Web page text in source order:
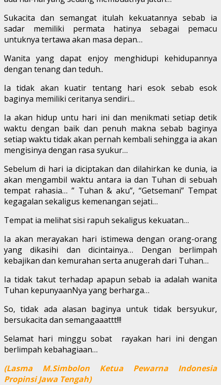
Sukacita dan semangat itulah kekuatannya sebab ia
sadar memiliki permata hatinya sebagai pemacu
untuknya tertawa akan masa depan…
Wanita yang dapat enjoy menghidupi kehidupannya
dengan tenang dan teduh..
Ia tidak akan kuatir tentang hari esok sebab esok
baginya memiliki ceritanya sendiri…
Ia akan hidup untu hari ini dan menikmati setiap detik
waktu dengan baik dan penuh makna sebab baginya
setiap waktu tidak akan pernah kembali sehingga ia akan
mengisinya dengan rasa syukur…
Sebelum di hari ia diciptakan dan dilahirkan ke dunia, ia
akan mengambil waktu antara ia dan Tuhan di sebuah
tempat rahasia… ” Tuhan & aku”, “Getsemani” Tempat
kegagalan sekaligus kemenangan sejati…
Tempat ia melihat sisi rapuh sekaligus kekuatan…
Ia akan merayakan hari istimewa dengan orang-orang
yang dikasihi dan dicintainya… Dengan berlimpah
kebajikan dan kemurahan serta anugerah dari Tuhan…
Ia tidak takut terhadap apapun sebab ia adalah wanita
Tuhan kepunyaanNya yang berharga…
So, tidak ada alasan baginya untuk tidak bersyukur,
bersukacita dan semangaaattt!!!
Selamat hari minggu sobat rayakan hari ini dengan
berlimpah kebahagiaan…
(Lasma M.Simbolon Ketua Pewarna Indonesia
Propinsi Jawa Tengah)